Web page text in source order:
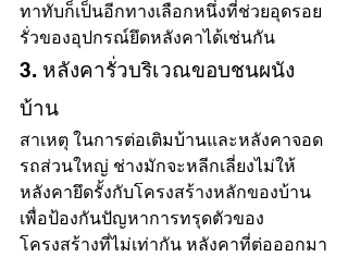
ทาทับก็เป็นอีกทางเลือกหนึ่งที่ช่วยอุดรอย
รั่วของอุปกรณ์ยึดหลังคาได้เช่นกัน
3. หลังคารั่วบริเวณขอบชนผนัง
บ้าน
สาเหตุ ในการต่อเติมบ้านและหลังคาจอด
รถส่วนใหญ่ ช่างมักจะหลีกเลี่ยงไม่ให้
หลังคายึดรั้งกับโครงสร้างหลักของบ้าน
เพื่อป้องกันปัญหาการทรุดตัวของ
โครงสร้างที่ไม่เท่ากัน หลังคาที่ต่อออกมา